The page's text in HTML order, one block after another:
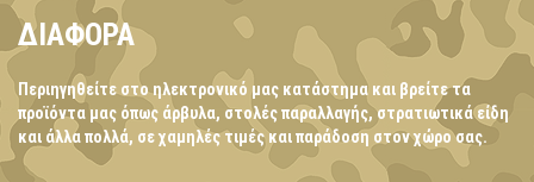
ΔΙΑΦΟΡΑ
Περιηγηθείτε στο ηλεκτρονικό μας κατάστημα και βρείτε τα
προϊόντα μας όπως άρβυλα, στολές παραλλαγής, στρατιωτικά είδη
και άλλα πολλά, σε χαμηλές τιμές και παράδοση στον χώρο σας.